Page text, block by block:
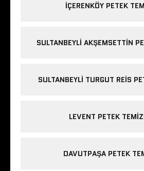
IÇERENKÖY PETEK
SULTANBEYLI AKŞEMSETTIN
SULTANBEYLI TURGUT REIS
LEVENT PETEK
DAVUTPAŞA PETEK